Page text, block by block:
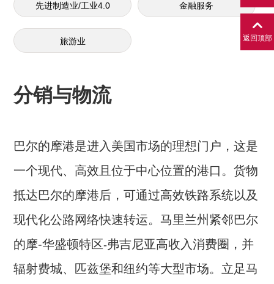
先进制造业/工业4.0 金融服务
旅游业
分销与物流
巴尔的摩港是进入美国市场的理想门户，这是
一个现代、高效且位于中心位置的港口。货物
抵达巴尔的摩港后，可通过高效铁路系统以及
现代化公路网络快速转运。马里兰州紧邻巴尔
的摩-华盛顿特区-弗吉尼亚高收入消费圈，并
辐射费城、匹兹堡和纽约等大型市场。立足马
返回顶部